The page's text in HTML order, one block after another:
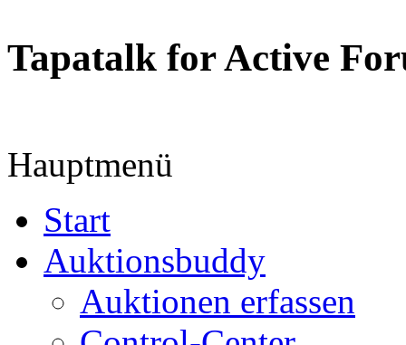
Tapatalk for Active
Hauptmenü
Start
Auktionsbuddy
Auktionen erfassen